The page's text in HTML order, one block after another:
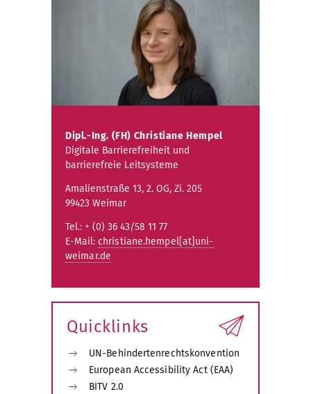
Dipl.-Ing. (FH) Christiane Hempel
Digitale Barrierefreiheit und
barrierefreie Leitsysteme
Amalienstraße 13, 2. OG, Zi. 205
99423 Weimar
Tel.: + (0) 36 43/58 11 77
E-Mail: christiane.hempel[at]uni-
weimar.de
Quicklinks
UN-Behindertenrechtskonvention
European Accessibility Act (EAA)
BITV 2.0